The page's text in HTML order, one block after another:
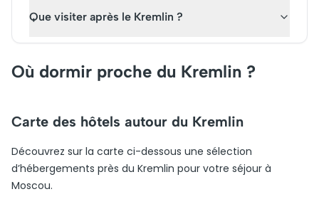
Que visiter après le Kremlin ?
Où dormir proche du Kremlin ?
Carte des hôtels autour du Kremlin
Découvrez sur la carte ci-dessous une sélection
d’hébergements près du Kremlin pour votre séjour à
Moscou.